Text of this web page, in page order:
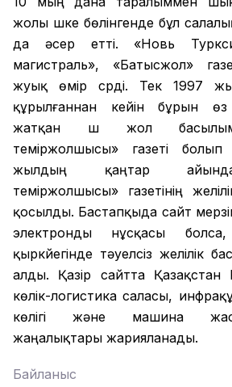
жолы үшке бөлінгенде бұл
да әсер етті. «Новь
магистраль», «Батысжол»
жуық өмір сүрді. Тек 1997
құрылғаннан кейін бұрын
жатқан үш жол
теміржолшысы» газеті болып
жылдың қаңтар
теміржолшысы» газетінің
қосылды. Бастапқыда сайт
электронды нұсқасы
қыркүйегінде тәуелсіз желілік
алды. Қазір сайтта Қазақстан
көлік-логистика саласы,
көлігі және машина
жаңалықтары жарияланады.
Байланыс